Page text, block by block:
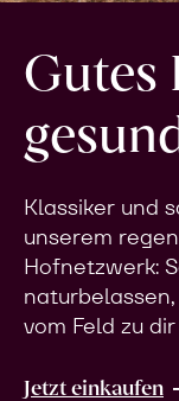
Gutes
Klassiker und
unserem
Hofnetzwerk:
vom Feld zu
Jetzt einkaufen